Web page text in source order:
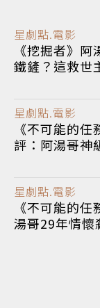
星劇點.電影
《挖掘者》
鐵鏟？這救世
星劇點.電影
《不可能的
評：阿湯哥神
星劇點.電影
《不可能的
湯哥29年情懷